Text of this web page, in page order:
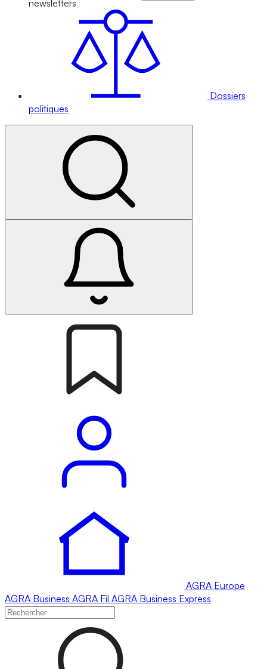
newsletters
Dossiers
politiques
AGRA Europe
AGRA Business AGRA Fil AGRA Business Express